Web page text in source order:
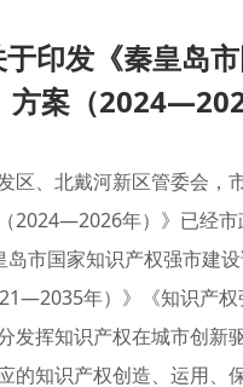
印发《秦皇岛
方案（
区、北戴河新区管委会
2024—2026年）》已经
岛市国家知识产权强市建
年）》《知识产
发挥知识产权在城市创
的知识产权创造、运用